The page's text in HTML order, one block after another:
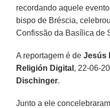
recordando aquele
bispo de Bréscia,
Confissão da Basílica de
A reportagem é deJesús
Religión Digital , 22-06-
Dischinger.
Junto a ele